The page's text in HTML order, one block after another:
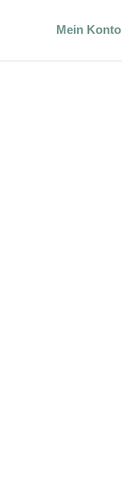
Mein Konto